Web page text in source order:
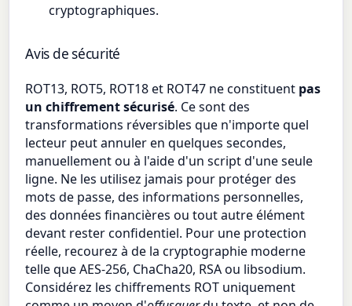
cryptographiques.
Avis de sécurité
ROT13, ROT5, ROT18 et ROT47 ne constituent pas
un chiffrement sécurisé. Ce sont des
transformations réversibles que n'importe quel
lecteur peut annuler en quelques secondes,
manuellement ou à l'aide d'un script d'une seule
ligne. Ne les utilisez jamais pour protéger des
mots de passe, des informations personnelles,
des données financières ou tout autre élément
devant rester confidentiel. Pour une protection
réelle, recourez à de la cryptographie moderne
telle que AES-256, ChaCha20, RSA ou libsodium.
Considérez les chiffrements ROT uniquement